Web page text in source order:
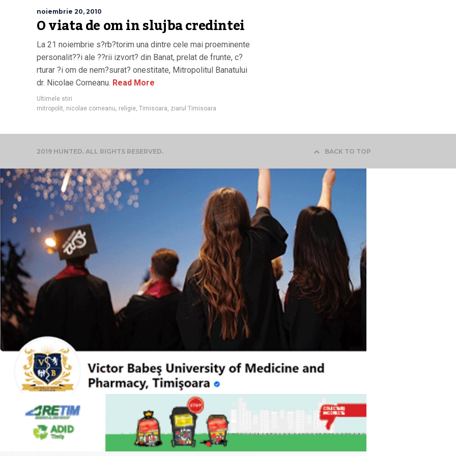
noiembrie 20, 2010
O viata de om in slujba credintei
La 21 noiembrie s?rb?torim una dintre cele mai proeminente
personalit??i ale ??rii izvort? din Banat, prelat de frunte, c?
rturar ?i om de nem?surat? onestitate, Mitropolitul Banatului
dr. Nicolae Corneanu. Read More
Ultimele stiri
mitropolit, nicolae corneanu, religie, Timisoara, ziarul Timisoara
2019 HUNTED. ALL RIGHTS RESERVED. BACK TO TOP